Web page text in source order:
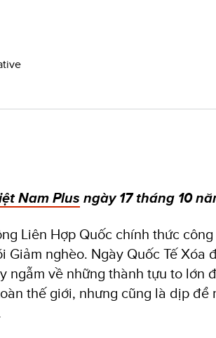
Nam Plusngày 17 tháng 10
Liên Hợp Quốc chính thức công
Giảm nghèo. Ngày Quốc Tế Xóa
ngẫm về những thành tựu to lớn
thế giới, nhưng cũng là dịp để